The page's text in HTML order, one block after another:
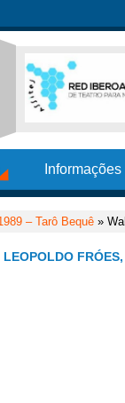
– Tarô Bequê »
FRÓES,